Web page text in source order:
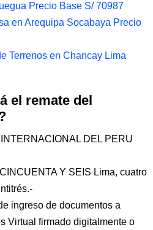
Precio Base S/ 70987
en Arequipa Socabaya Precio
Terrenos en Chancay Lima
el remate del
DEL PERU
Y SEIS Lima, cuatro
ingreso de documentos a
Virtual firmado digitalmente o